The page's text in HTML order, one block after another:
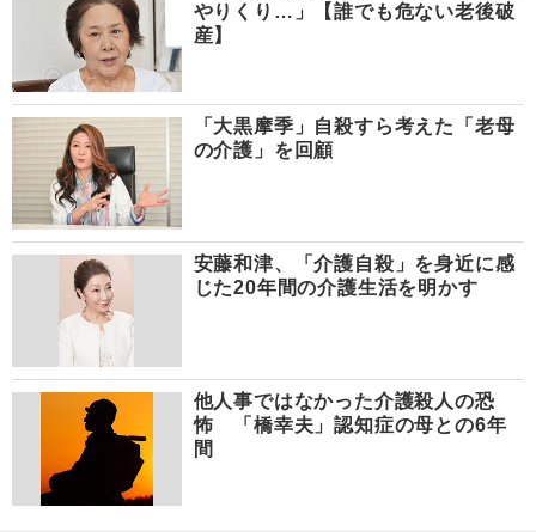
やりくり…」【誰でも危ない老後破
産】
「大黒摩季」自殺すら考えた「老母
の介護」を回顧
安藤和津、「介護自殺」を身近に感
じた20年間の介護生活を明かす
他人事ではなかった介護殺人の恐
怖 「橋幸夫」認知症の母との6年
間